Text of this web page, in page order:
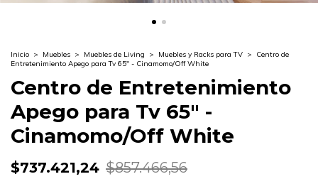
Inicio > Muebles > Muebles de Living > Muebles y Racks para TV >
Centro de
Entretenimiento Apego para Tv 65" - Cinamomo/Off White
Centro de Entretenimiento
Apego para Tv 65" -
Cinamomo/Off White
$737.421,24 $857.466,56